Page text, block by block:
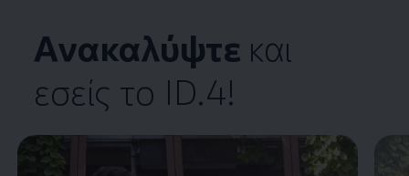
Enable fullscreen mode
Ανακαλύψτε και
εσείς το ID.4!